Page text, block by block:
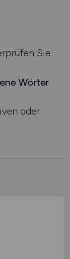
Sie
Wörter
oder